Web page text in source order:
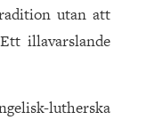
utan att
illavarslande
lutherska